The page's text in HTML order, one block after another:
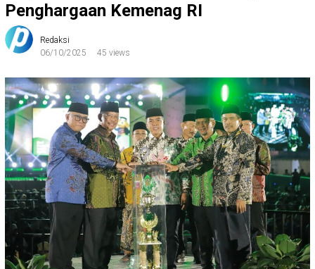
Penghargaan Kemenag RI
Redaksi
06/10/2025
45 views